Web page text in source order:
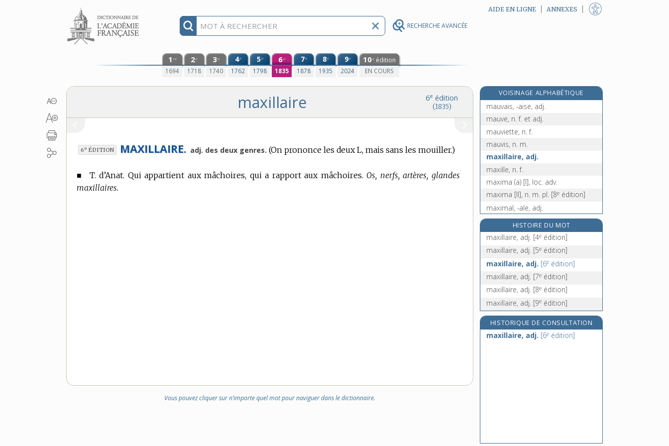
RECHERCHE AVANCÉE
Aller au contenu AIDE EN LIGNE ANNEXES
1 re
1694
2e
1718
3e
1740
4e
1762
5e
1798
6e
1835
7e
1878
8e
1935
9e
2024
10e édition
EN COURS
6e édition
(1835)
maxillaire
6e ÉDITION MAXILLAIRE. adj. des deux genres. (On prononce les deux L, mais sans les mouiller.)
■ T. d’Anat. Qui appartient aux mâchoires, qui a rapport aux mâchoires. Os, nerfs, artères, glandes
maxillaires.
Vous pouvez cliquer sur n’importe quel mot pour naviguer dans le dictionnaire.
VOISINAGE ALPHABÉTIQUE
maussaderie, n. f.
mauvais, -aise, adj.
mauve, n. f. et adj.
mauviette, n. f.
mauvis, n. m.
maxillaire, adj.
maxille, n. f.
maxima (a) [I], loc. adv.
maxima [II], n. m. pl. [8e édition]
maximal, -ale, adj.
maximaliste, adj.
maxime, n. f.
maximer, v. tr. [5
édition]
maximiser, v. tr.
HISTOIRE DU MOT
maxillaire, adj. [4e édition]
maxillaire, adj. [5e édition]
maxillaire, adj. [6e édition]
maxillaire, adj. [7e édition]
maxillaire, adj. [8e édition]
maxillaire, adj. [9e édition]
HISTORIQUE DE CONSULTATION
maxillaire, adj. [6e édition]